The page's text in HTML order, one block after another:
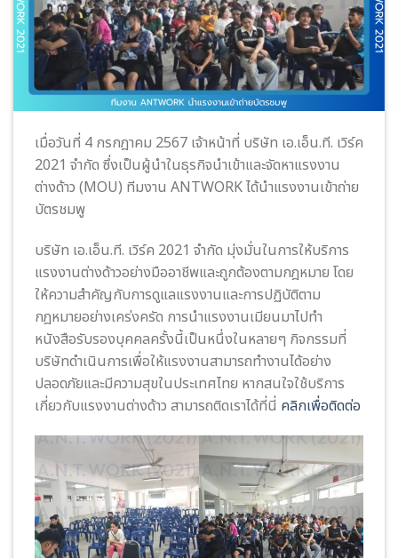
เมื่อวันที่ 4 กรกฎาคม 2567 เจ้าหน้าที่ บริษัท เอ.เอ็น.ที. เวิร์ค
2021 จำกัด ซึ่งเป็นผู้นำในธุรกิจนำเข้าและจัดหาแรงงาน
ต่างด้าว (MOU) ทีมงาน ANTWORK ได้นำแรงงานเข้าถ่าย
บัตรชมพู
บริษัท เอ.เอ็น.ที. เวิร์ค 2021 จำกัด มุ่งมั่นในการให้บริการ
แรงงานต่างด้าวอย่างมืออาชีพและถูกต้องตามกฎหมาย โดย
ให้ความสำคัญกับการดูแลแรงงานและการปฏิบัติตาม
กฎหมายอย่างเคร่งครัด การนำแรงงานเมียนมาไปทำ
หนังสือรับรองบุคคลครั้งนี้เป็นหนึ่งในหลายๆ กิจกรรมที่
บริษัทดำเนินการเพื่อให้แรงงานสามารถทำงานได้อย่าง
ปลอดภัยและมีความสุขในประเทศไทย หากสนใจใช้บริการ
เกี่ยวกับแรงงานต่างด้าว สามารถติดเราได้ที่นี่ คลิกเพื่อติดต่อ